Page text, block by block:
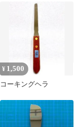
¥ 1,500
コーキングヘラ